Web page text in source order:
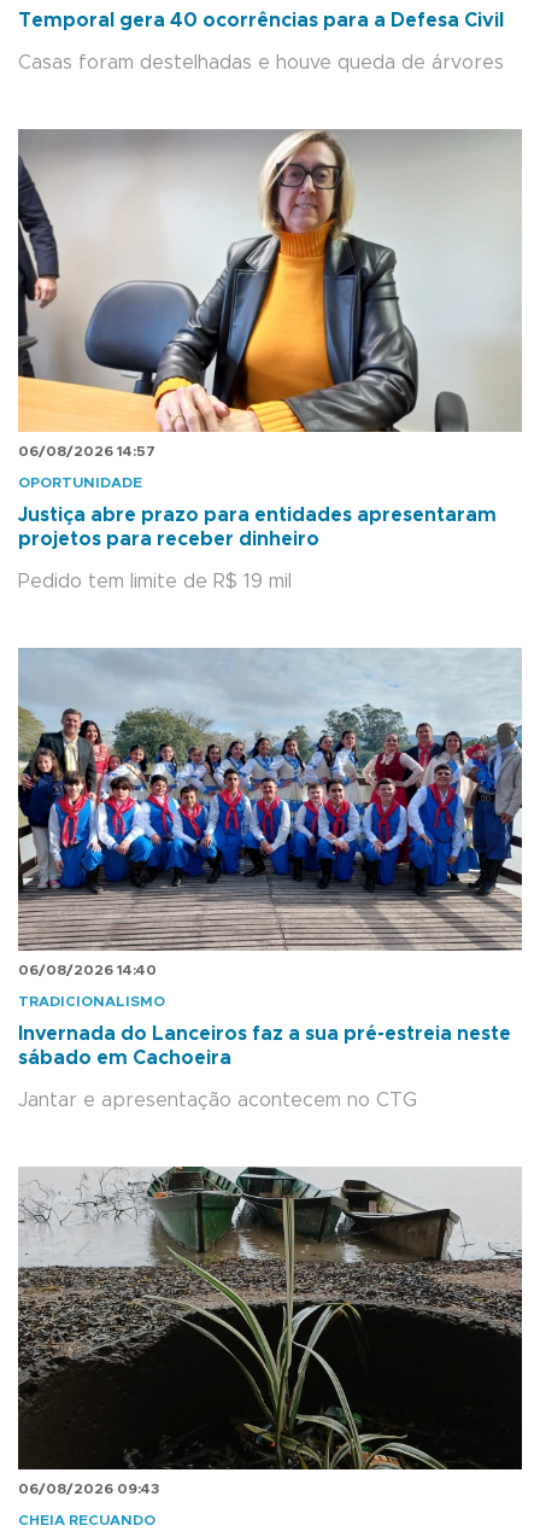
Temporal gera 40 ocorrências para a Defesa Civil
Casas foram destelhadas e houve queda de árvores
06/08/2026 14:57
OPORTUNIDADE
Justiça abre prazo para entidades apresentaram
projetos para receber dinheiro
Pedido tem limite de R$ 19 mil
06/08/2026 14:40
TRADICIONALISMO
Invernada do Lanceiros faz a sua pré-estreia neste
sábado em Cachoeira
Jantar e apresentação acontecem no CTG
06/08/2026 09:43
CHEIA RECUANDO